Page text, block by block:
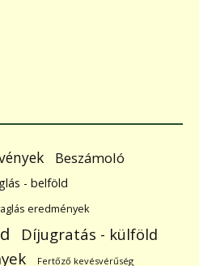
Beszámoló
- belföld
eredmények
Díjugratás - külföld
Fertőző kevésvérűség